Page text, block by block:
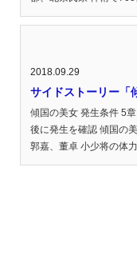
2018.09.29
サイドストーリー「
傾国の美女 発生条件 5
後に発生を確認 傾国の
郭嘉、董卓 小少将の体